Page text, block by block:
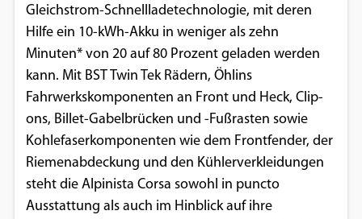
Gleichstrom-Schnellladetechnologie, mit deren
Hilfe ein 10-kWh-Akku in weniger als zehn
Minuten* von 20 auf 80 Prozent geladen werden
kann. Mit BST Twin Tek Rädern, Öhlins
Fahrwerkskomponenten an Front und Heck, Clip-
ons, Billet-Gabelbrücken und -Fußrasten sowie
Kohlefaserkomponenten wie dem Frontfender, der
Riemenabdeckung und den Kühlerverkleidungen
steht die Alpinista Corsa sowohl in puncto
Ausstattung als auch im Hinblick auf ihre